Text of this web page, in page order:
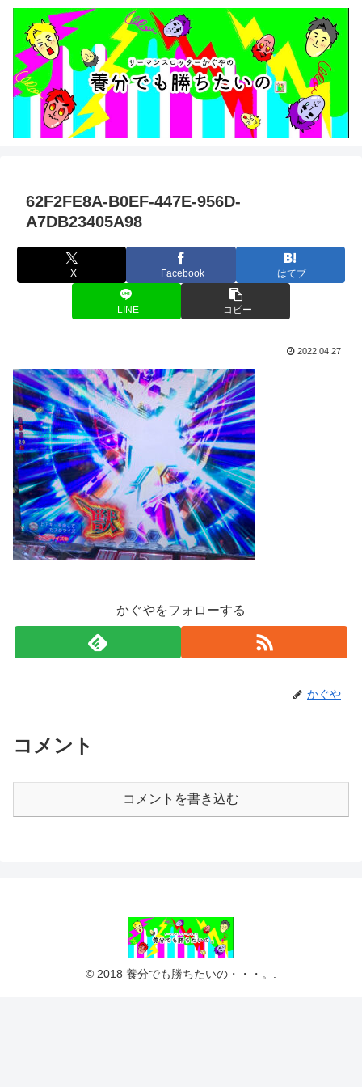
62F2FE8A-B0EF-447E-956D-
A7DB23405A98
X Facebook はてブ
LINE コピー
2022.04.27
かぐやをフォローする
かぐや
コメント
コメントを書き込む
© 2018 養分でも勝ちたいの・・・。.